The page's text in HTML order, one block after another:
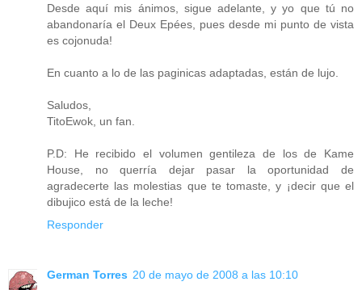
Desde aquí mis ánimos, sigue adelante, y yo que tú no
abandonaría el Deux Epées, pues desde mi punto de vista
es cojonuda!
En cuanto a lo de las paginicas adaptadas, están de lujo.
Saludos,
TitoEwok, un fan.
P.D: He recibido el volumen gentileza de los de Kame
House, no querría dejar pasar la oportunidad de
agradecerte las molestias que te tomaste, y ¡decir que el
dibujico está de la leche!
Responder
German Torres 20 de mayo de 2008 a las 10:10